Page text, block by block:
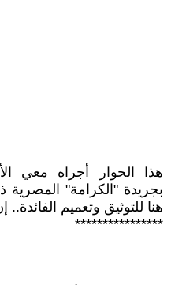
هذا الحوار أجراه معي
بجريدة "الكرامة" المصرية
هنا للتوثيق وتعميم
****************